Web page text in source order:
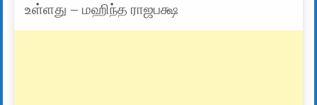
உள்ளது – மஹிந்த ராஜபக்ஷ